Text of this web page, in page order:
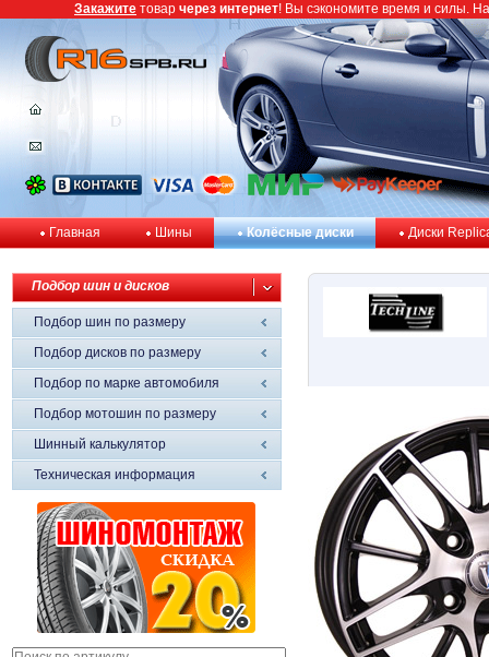
Главная Шины Колёсные диски Диски
Подбор шин и дисков
Подбор шин по размеру
Подбор дисков по размеру
Подбор по марке автомобиля
Подбор мотошин по размеру
Шинный калькулятор
Техническая информация
Закажите товар через интернет! Вы сэкономите время и силы.